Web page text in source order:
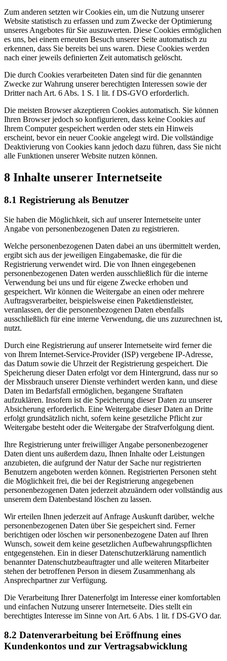
Zum anderen setzten wir Cookies ein, um die Nutzung unserer
Website statistisch zu erfassen und zum Zwecke der Optimierung
unseres Angebotes für Sie auszuwerten. Diese Cookies ermöglichen
es uns, bei einem erneuten Besuch unserer Seite automatisch zu
erkennen, dass Sie bereits bei uns waren. Diese Cookies werden
nach einer jeweils definierten Zeit automatisch gelöscht.
Die durch Cookies verarbeiteten Daten sind für die genannten
Zwecke zur Wahrung unserer berechtigten Interessen sowie der
Dritter nach Art. 6 Abs. 1 S. 1 lit. f DS-GVO erforderlich.
Die meisten Browser akzeptieren Cookies automatisch. Sie können
Ihren Browser jedoch so konfigurieren, dass keine Cookies auf
Ihrem Computer gespeichert werden oder stets ein Hinweis
erscheint, bevor ein neuer Cookie angelegt wird. Die vollständige
Deaktivierung von Cookies kann jedoch dazu führen, dass Sie nicht
alle Funktionen unserer Website nutzen können.
8 Inhalte unserer Internetseite
8.1 Registrierung als Benutzer
Sie haben die Möglichkeit, sich auf unserer Internetseite unter
Angabe von personenbezogenen Daten zu registrieren.
Welche personenbezogenen Daten dabei an uns übermittelt werden,
ergibt sich aus der jeweiligen Eingabemaske, die für die
Registrierung verwendet wird. Die von Ihnen eingegebenen
personenbezogenen Daten werden ausschließlich für die interne
Verwendung bei uns und für eigene Zwecke erhoben und
gespeichert. Wir können die Weitergabe an einen oder mehrere
Auftragsverarbeiter, beispielsweise einen Paketdienstleister,
veranlassen, der die personenbezogenen Daten ebenfalls
ausschließlich für eine interne Verwendung, die uns zuzurechnen ist,
nutzt.
Durch eine Registrierung auf unserer Internetseite wird ferner die
von Ihrem Internet-Service-Provider (ISP) vergebene IP-Adresse,
das Datum sowie die Uhrzeit der Registrierung gespeichert. Die
Speicherung dieser Daten erfolgt vor dem Hintergrund, dass nur so
der Missbrauch unserer Dienste verhindert werden kann, und diese
Daten im Bedarfsfall ermöglichen, begangene Straftaten
aufzuklären. Insofern ist die Speicherung dieser Daten zu unserer
Absicherung erforderlich. Eine Weitergabe dieser Daten an Dritte
erfolgt grundsätzlich nicht, sofern keine gesetzliche Pflicht zur
Weitergabe besteht oder die Weitergabe der Strafverfolgung dient.
Ihre Registrierung unter freiwilliger Angabe personenbezogener
Daten dient uns außerdem dazu, Ihnen Inhalte oder Leistungen
anzubieten, die aufgrund der Natur der Sache nur registrierten
Benutzern angeboten werden können. Registrierten Personen steht
die Möglichkeit frei, die bei der Registrierung angegebenen
personenbezogenen Daten jederzeit abzuändern oder vollständig aus
unserem dem Datenbestand löschen zu lassen.
Wir erteilen Ihnen jederzeit auf Anfrage Auskunft darüber, welche
personenbezogenen Daten über Sie gespeichert sind. Ferner
berichtigen oder löschen wir personenbezogene Daten auf Ihren
Wunsch, soweit dem keine gesetzlichen Aufbewahrungspflichten
entgegenstehen. Ein in dieser Datenschutzerklärung namentlich
benannter Datenschutzbeauftragter und alle weiteren Mitarbeiter
stehen der betroffenen Person in diesem Zusammenhang als
Ansprechpartner zur Verfügung.
Die Verarbeitung Ihrer Datenerfolgt im Interesse einer komfortablen
und einfachen Nutzung unserer Internetseite. Dies stellt ein
berechtigtes Interesse im Sinne von Art. 6 Abs. 1 lit. f DS-GVO dar.
8.2 Datenverarbeitung bei Eröffnung eines
Kundenkontos und zur Vertragsabwicklung